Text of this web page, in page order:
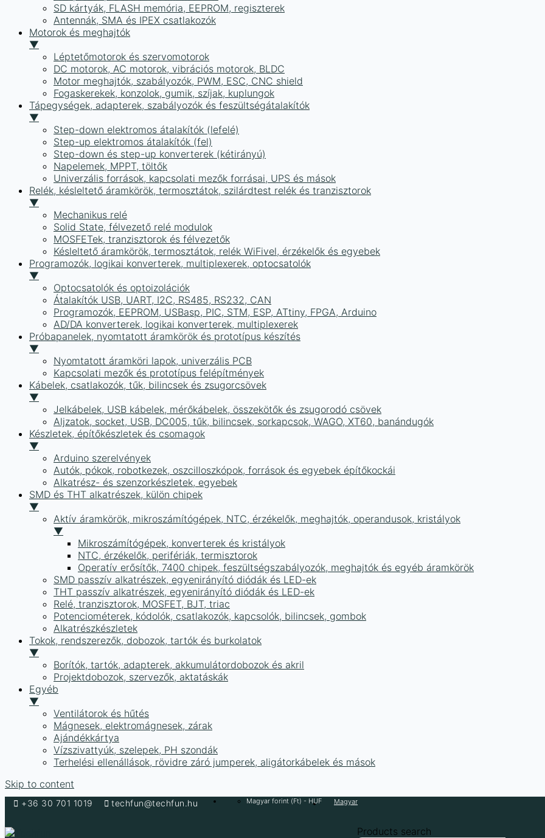
SD kártyák, FLASH memória, EEPROM, regiszterek
Antennák, SMA és IPEX csatlakozók
Motorok és meghajtók
▼
Léptetőmotorok és szervomotorok
DC motorok, AC motorok, vibrációs motorok, BLDC
Motor meghajtók, szabályozók, PWM, ESC, CNC shield
Fogaskerekek, konzolok, gumik, szíjak, kuplungok
Tápegységek, adapterek, szabályozók és feszültségátalakítók
▼
Step-down elektromos átalakítók (lefelé)
Step-up elektromos átalakítók (fel)
Step-down és step-up konverterek (kétirányú)
Napelemek, MPPT, töltők
Univerzális források, kapcsolati mezők forrásai, UPS és mások
Relék, késleltető áramkörök, termosztátok, szilárdtest relék és tranzisztorok
▼
Mechanikus relé
Solid State, félvezető relé modulok
MOSFETek, tranzisztorok és félvezetők
Késleltető áramkörök, termosztátok, relék WiFivel, érzékelők és egyebek
Programozók, logikai konverterek, multiplexerek, optocsatolók
▼
Optocsatolók és optoizolációk
Átalakítók USB, UART, I2C, RS485, RS232, CAN
Programozók, EEPROM, USBasp, PIC, STM, ESP, ATtiny, FPGA, Arduino
AD/DA konverterek, logikai konverterek, multiplexerek
Próbapanelek, nyomtatott áramkörök és prototípus készítés
▼
Nyomtatott áramköri lapok, univerzális PCB
Kapcsolati mezők és prototípus felépítmények
Kábelek, csatlakozók, tűk, bilincsek és zsugorcsövek
▼
Jelkábelek, USB kábelek, mérőkábelek, összekötők és zsugorodó csövek
Aljzatok, socket, USB, DC005, tűk, bilincsek, sorkapcsok, WAGO, XT60, banándugók
Készletek, építőkészletek és csomagok
▼
Arduino szerelvények
Autók, pókok, robotkezek, oszcilloszkópok, források és egyebek építőkockái
Alkatrész- és szenzorkészletek, egyebek
SMD és THT alkatrészek, külön chipek
▼
Aktív áramkörök, mikroszámítógépek, NTC, érzékelők, meghajtók, operandusok, kristályok
▼
Mikroszámítógépek, konverterek és kristályok
NTC, érzékelők, perifériák, termisztorok
Operatív erősítők, 7400 chipek, feszültségszabályozók, meghajtók és egyéb áramkörök
SMD passzív alkatrészek, egyenirányító diódák és LED-ek
THT passzív alkatrészek, egyenirányító diódák és LED-ek
Relé, tranzisztorok, MOSFET, BJT, triac
Potenciométerek, kódolók, csatlakozók, kapcsolók, bilincsek, gombok
Alkatrészkészletek
Tokok, rendszerezők, dobozok, tartók és burkolatok
▼
Borítók, tartók, adapterek, akkumulátordobozok és akril
Projektdobozok, szervezők, aktatáskák
Egyéb
▼
Ventilátorok és hűtés
Mágnesek, elektromágnesek, zárak
Ajándékkártya
Vízszivattyúk, szelepek, PH szondák
Terhelési ellenállások, rövidre záró jumperek, aligátorkábelek és mások
Skip to content
+36 30 701 1019 techfun@techfun.hu Magyar forint (Ft) - HUF Magyar
Products search